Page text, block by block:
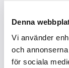
Denna
Vi använder
och
för sociala